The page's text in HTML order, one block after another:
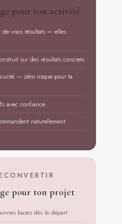
pour ton activité
de vrais résultats — elles
sur des résultats concrets
— zéro risque pour ta
avec confiance
naturellement
pour ton projet
bases dès le départ